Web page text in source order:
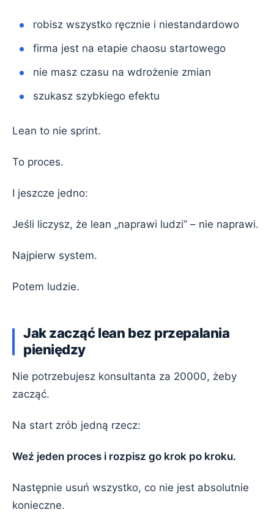
robisz wszystko ręcznie i niestandardowo
firma jest na etapie chaosu startowego
nie masz czasu na wdrożenie zmian
szukasz szybkiego efektu
Lean to nie sprint.
To proces.
I jeszcze jedno:
Jeśli liczysz, że lean „naprawi ludzi” – nie naprawi.
Najpierw system.
Potem ludzie.
Jak zacząć lean bez przepalania
pieniędzy
Nie potrzebujesz konsultanta za 20000, żeby
zacząć.
Na start zrób jedną rzecz:
Weź jeden proces i rozpisz go krok po kroku.
Następnie usuń wszystko, co nie jest absolutnie
konieczne.